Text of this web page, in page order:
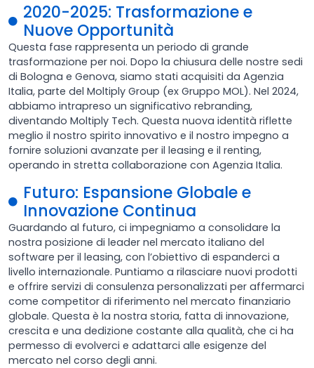
2020-2025: Trasformazione e
Nuove Opportunità
Questa fase rappresenta un periodo di grande
trasformazione per noi. Dopo la chiusura delle nostre sedi
di Bologna e Genova, siamo stati acquisiti da Agenzia
Italia, parte del Moltiply Group (ex Gruppo MOL). Nel 2024,
abbiamo intrapreso un significativo rebranding,
diventando Moltiply Tech. Questa nuova identità riflette
meglio il nostro spirito innovativo e il nostro impegno a
fornire soluzioni avanzate per il leasing e il renting,
operando in stretta collaborazione con Agenzia Italia.
Futuro: Espansione Globale e
Innovazione Continua
Guardando al futuro, ci impegniamo a consolidare la
nostra posizione di leader nel mercato italiano del
software per il leasing, con l’obiettivo di espanderci a
livello internazionale. Puntiamo a rilasciare nuovi prodotti
e offrire servizi di consulenza personalizzati per affermarci
come competitor di riferimento nel mercato finanziario
globale. Questa è la nostra storia, fatta di innovazione,
crescita e una dedizione costante alla qualità, che ci ha
permesso di evolverci e adattarci alle esigenze del
mercato nel corso degli anni.